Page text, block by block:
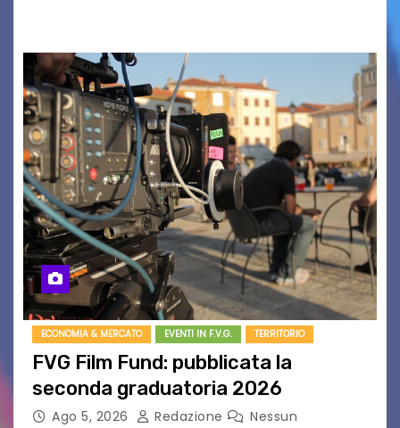
ECONOMIA & MERCATO EVENTI IN F.V.G. TERRITORIO
FVG Film Fund: pubblicata la
seconda graduatoria 2026
Ago 5, 2026 Redazione
Nessun